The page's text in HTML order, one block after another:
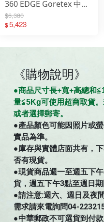
360 EDGE Goretex 中筒
登山鞋 黃/棕/粉
L47462700
$6,380
$5,423
《購物說明》
●商品尺寸長+寬+高總和
量≦5Kg可使用超商取貨
或者選擇郵寄。
●產品顏色可能因照片或
實品為準。
●庫存與實體店面共有，
否有現貨。
●現貨商品週一至週五下
貨，週五下午3點至週日
●請注意:週六、週日及夜
需求請來電詢問04-
●中華郵政不可選貨到付